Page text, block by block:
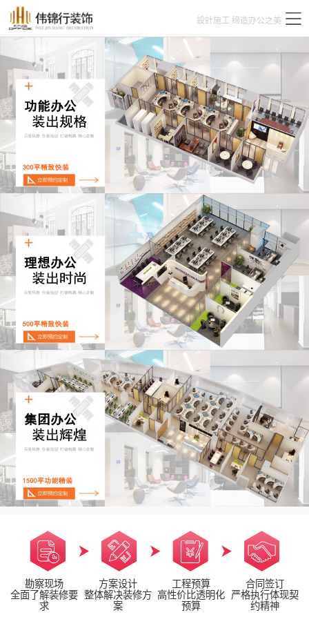
設計施工 缔造办公之美
勘察现场
全面了解装修要
求
方案设计
整体解决装修方
案
工程预算
高性价比透明化
预算
合同签订
严格执行体现契
约精神